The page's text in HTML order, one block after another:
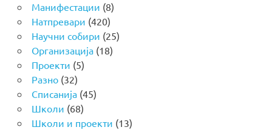
Манифестации (8)
Натпревари (420)
Научни собири (25)
Организација(18)
Проекти (5)
Разно(32)
Списанија(45)
Школи (68)
Школи и проекти (13)